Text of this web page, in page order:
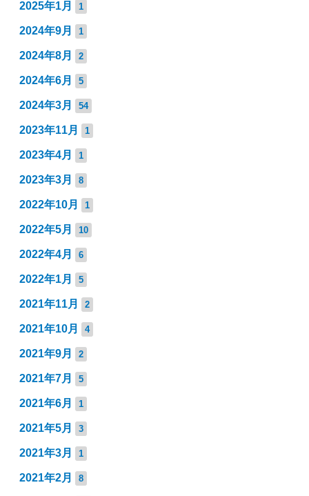
2025年1月 1
2024年9月 1
2024年8月 2
2024年6月 5
2024年3月 54
2023年11月 1
2023年4月 1
2023年3月 8
2022年10月 1
2022年5月 10
2022年4月 6
2022年1月 5
2021年11月 2
2021年10月 4
2021年9月 2
2021年7月 5
2021年6月 1
2021年5月 3
2021年3月 1
2021年2月 8